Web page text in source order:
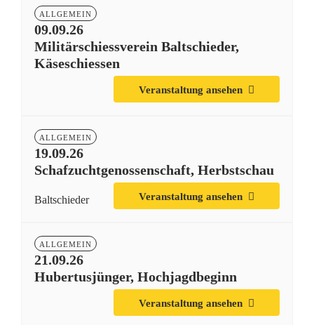
09.09.26
ALLGEMEIN
Militärschiessverein Baltschieder,
Käseschiessen
Veranstaltung ansehen
19.09.26
ALLGEMEIN
Schafzuchtgenossenschaft, Herbstschau
Baltschieder Veranstaltung ansehen
21.09.26
ALLGEMEIN
Hubertusjünger, Hochjagdbeginn
Veranstaltung ansehen